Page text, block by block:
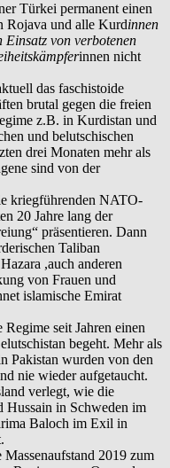
Türkei permanent einen
Rojava und alle Kurdinnen
von verbotenen
innen nicht
das faschistoide
brutal gegen die freien
z.B. in Kurdistan und
und belutschischen
drei Monaten mehr als
sind von der
kriegführenden NATO-
20 Jahre lang der
präsentieren. Dann
Taliban
,auch anderen
von Frauen und
islamische Emirat
Regime seit Jahren einen
begeht. Mehr als
Pakistan wurden von den
nie wieder aufgetaucht.
verlegt, wie die
Hussain in Schweden im
Baloch im Exil in
2019 zum